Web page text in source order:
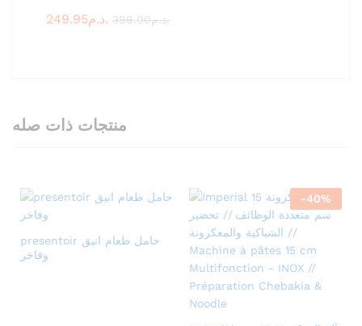
249.95 د.م. 399.00 د.م.
منتجات ذات صله
presentoir حامل طعام انيق
وفاخر
-40%